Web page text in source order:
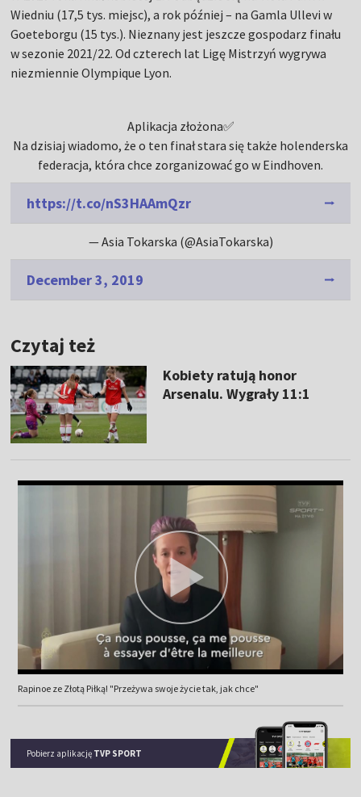
Wiedniu (17,5 tys. miejsc), a rok później – na Gamla Ullevi w
Goeteborgu (15 tys.). Nieznany jest jeszcze gospodarz finału
w sezonie 2021/22. Od czterech lat Ligę Mistrzyń wygrywa
niezmiennie Olympique Lyon.
Aplikacja złożona✅
Na dzisiaj wiadomo, że o ten finał stara się także holenderska
federacja, która chce zorganizować go w Eindhoven.
https://t.co/nS3HAAmQzr
— Asia Tokarska (@AsiaTokarska)
December 3, 2019
Czytaj też
Kobiety ratują honor
Arsenalu. Wygrały 11:1
Rapinoe ze Złotą Piłką! "Przeżywa swoje życie tak, jak chce"
Pobierz aplikację TVP SPORT